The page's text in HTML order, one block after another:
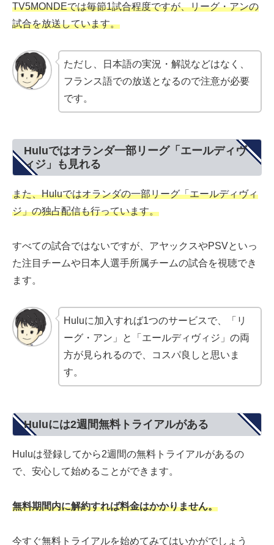
TV5MONDEでは毎節1試合程度ですが、リーグ・アンの
試合を放送しています。
ただし、日本語の実況・解説などはなく、
フランス語での放送となるので注意が必要
です。
Huluではオランダ一部リーグ「エールディヴ
ィジ」も見れる
また、Huluではオランダの一部リーグ「エールディヴィ
ジ」の独占配信も行っています。
すべての試合ではないですが、アヤックスやPSVといっ
た注目チームや日本人選手所属チームの試合を視聴でき
ます。
Huluに加入すれば1つのサービスで、「リ
ーグ・アン」と「エールディヴィジ」の両
方が見られるので、コスパ良しと思いま
す。
Huluには2週間無料トライアルがある
Huluは登録してから2週間の無料トライアルがあるの
で、安心して始めることができます。
無料期間内に解約すれば料金はかかりません。
今すぐ無料トライアルを始めてみてはいかがでしょう